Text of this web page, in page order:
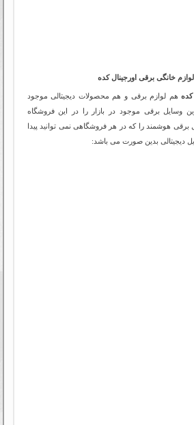
خانگی برقی اورجینال کده
کدههم لوازم برقی و هم محصولات دیجیتالی موجود
وسایل برقی موجود در بازار را در این فروشگاه
برقی هوشمند را که در هر فروشگاهی نمی توانید پیدا
دیجیتالی بدین صورت می باشد: